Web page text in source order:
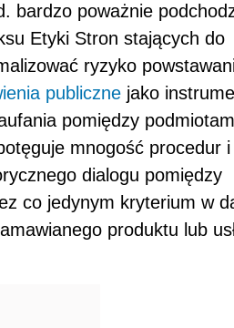
bardzo poważnie
Etyki Stron stających do
ryzyko
publiczne jako
pomiędzy
mnogość procedur i
dialogu pomiędzy
co jedynym kryterium w
produktu lub